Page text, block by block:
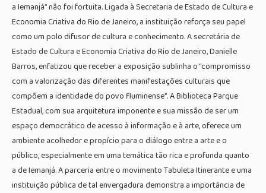
a Iemanjá” não foi fortuita. Ligada à Secretaria de Estado de Cultura e
Economia Criativa do Rio de Janeiro, a instituição reforça seu papel
como um polo difusor de cultura e conhecimento. A secretária de
Estado de Cultura e Economia Criativa do Rio de Janeiro, Danielle
Barros, enfatizou que receber a exposição sublinha o “compromisso
com a valorização das diferentes manifestações culturais que
compõem a identidade do povo fluminense”. A Biblioteca Parque
Estadual, com sua arquitetura imponente e sua missão de ser um
espaço democrático de acesso à informação e à arte, oferece um
ambiente acolhedor e propício para o diálogo entre a arte e o
público, especialmente em uma temática tão rica e profunda quanto
a de Iemanjá. A parceria entre o movimento Tabuleta Itinerante e uma
instituição pública de tal envergadura demonstra a importância de